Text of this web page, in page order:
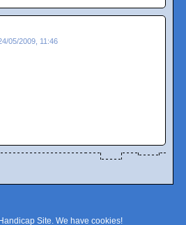
05/2009, 11:46
Site. We have cookies!